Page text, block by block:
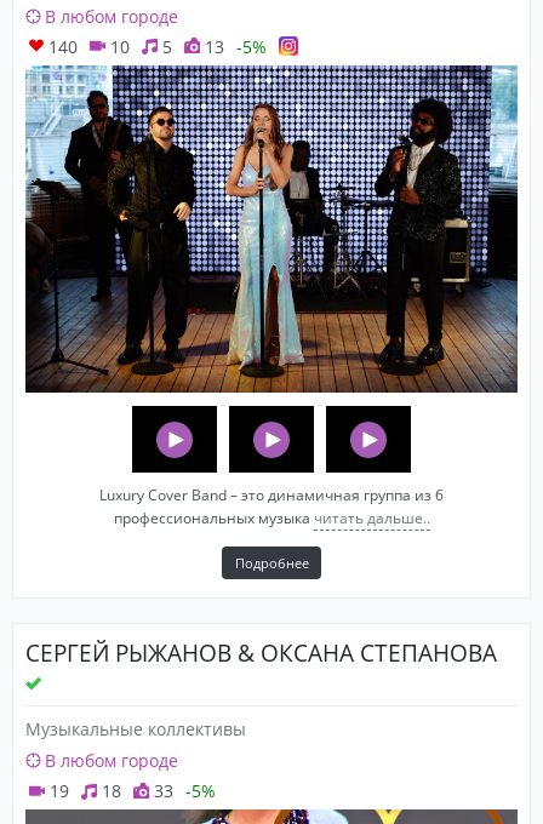
В любом городе
140
10 5 13 -5%
Luxury Cover Band – это динамичная группа из 6
профессиональных музыка читать дальше..
Подробнее
СЕРГЕЙ РЫЖАНОВ & ОКСАНА СТЕПАНОВА
Музыкальные коллективы
В любом городе
19
18 33 -5%